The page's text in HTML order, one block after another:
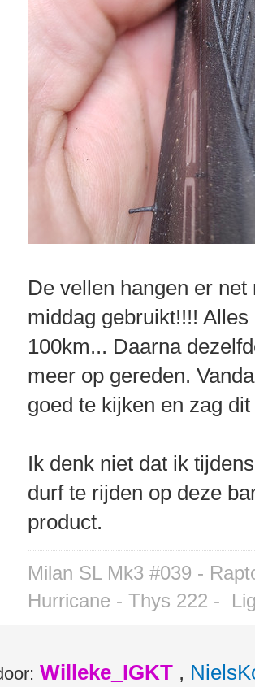
De vellen hangen er
middag gebruikt!!!!
100km... Daarna
meer op gereden.
goed te kijken en zag
Ik denk niet dat ik
durf te rijden op deze
product.
Milan SL Mk3 #039 -
Hurricane - Thys 222 -
Willeke_IGKT ,